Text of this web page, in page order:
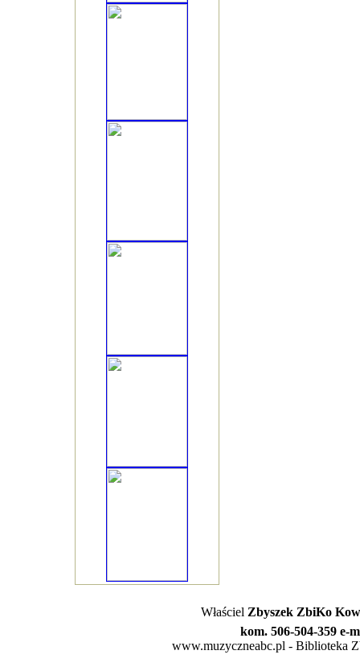
Właściel Zbyszek ZbiKo
kom. 506-504-359 e-
www.muzyczneabc.pl - Biblioteka